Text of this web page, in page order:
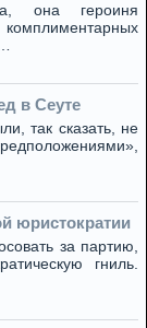
она героиня
в Сеуте
так сказать, не
юристократии
за партию,
гниль.